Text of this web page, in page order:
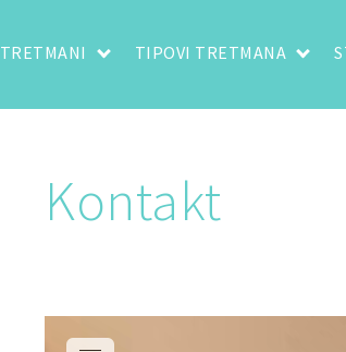
TRETMANI TIPOVI TRETMANA
Kontakt